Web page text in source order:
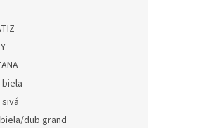
biela
sivá
biela/dub grand